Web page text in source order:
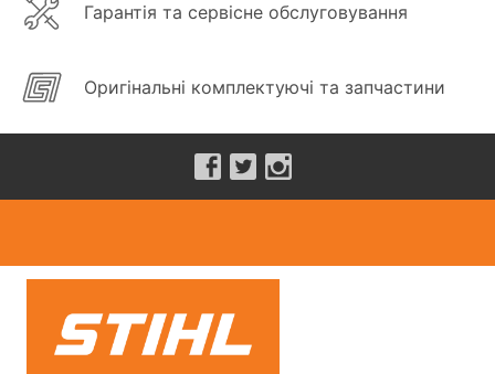
Гарантія та сервісне обслуговування
Оригінальні комплектуючі та запчастини